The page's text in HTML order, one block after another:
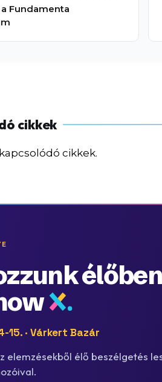
Fundamenta
cikkek.
15. · Várkert Bazár
elemzésekből élő beszélgetés